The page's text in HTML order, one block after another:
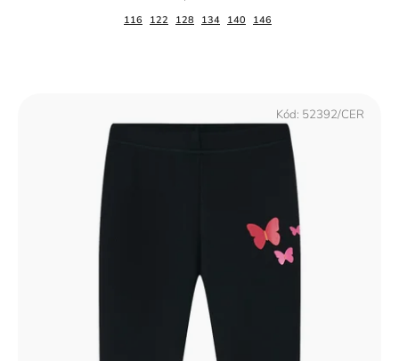
116 122 128 134 140 146
Kód: 52392/CER